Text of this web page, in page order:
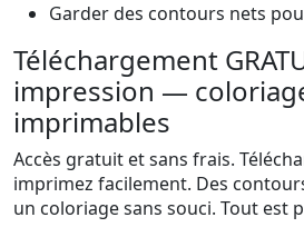
Garder des contours nets
Téléchargement
impression —
imprimables
Accès gratuit et sans frais.
imprimez facilement. Des
un coloriage sans souci. Tout est